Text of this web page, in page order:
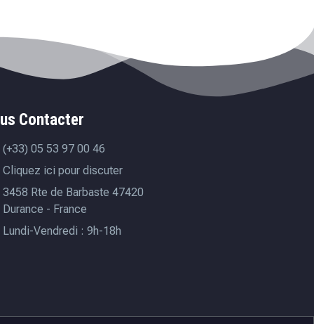
Contacter
(+33) 05 53 97 00 46
Cliquez ici pour discuter
3458 Rte de Barbaste 47420
Durance - France
Lundi-Vendredi : 9h-18h